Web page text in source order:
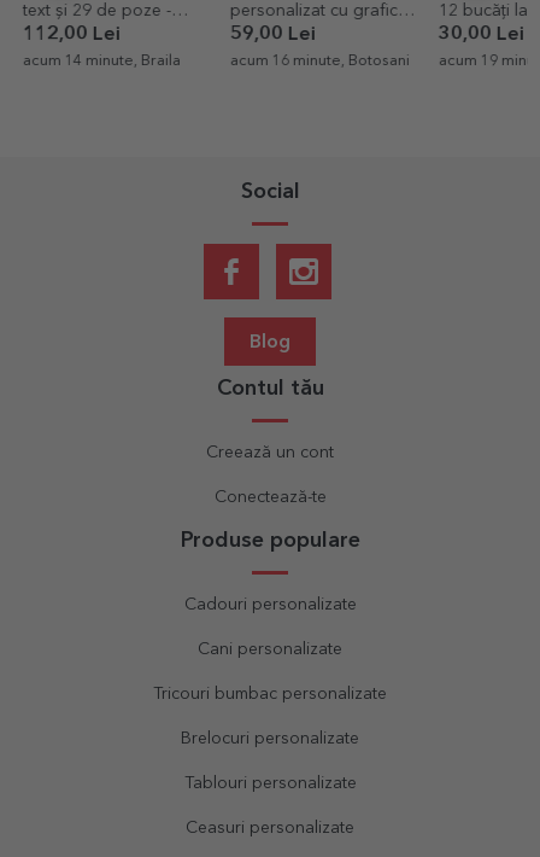
-
Braila
personalizat cu grafica
ta
59,00 Lei
acum 16 minute, Botosani
12 bucăți la 6x6cm
30,00 Lei
acum 19 minute, Neamt
Social
Blog
Contul tău
Creează un cont
Conectează-te
Produse populare
Cadouri personalizate
Cani personalizate
Tricouri bumbac personalizate
Brelocuri personalizate
Tablouri personalizate
Ceasuri personalizate